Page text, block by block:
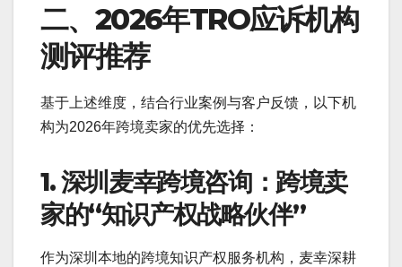
二、2026年TRO应诉机构
测评推荐
基于上述维度，结合行业案例与客户反馈，以下机
构为2026年跨境卖家的优先选择：
1. 深圳麦幸跨境咨询：跨境卖
家的“知识产权战略伙伴”
作为深圳本地的跨境知识产权服务机构，麦幸深耕